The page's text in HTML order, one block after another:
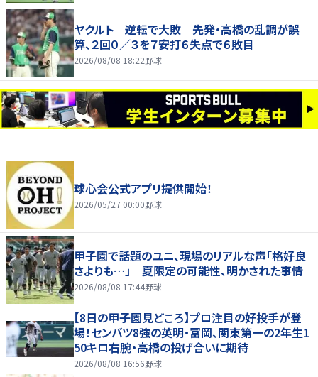
ヤクルト 逆転で大敗 先発・高橋の乱調が誤
算、２回０／３を７安打６失点で６敗目
2026/08/08 18:22野球
球心会公式アプリ提供開始！
2026/05/27 00:00野球
甲子園で話題のユニ、現場のリアルな声「格好良
さよりも…」 夏限定の可能性、明かされた事情
2026/08/08 17:44野球
【8日の甲子園見どころ】プロ注目の好投手が登
場！センバツ8強の英明・冨岡、関東第一の2年生1
50キロ右腕・高橋の投げ合いに期待
2026/08/08 16:56野球